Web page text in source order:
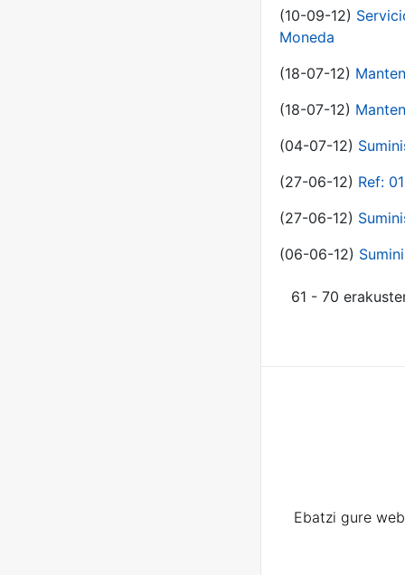
(10-09-12)
Moneda
(18-07-12)
(18-07-12)
(04-07-12)
(27-06-12) Ref:
(27-06-12)
(06-06-12)
61 - 70
Ebatzi gure